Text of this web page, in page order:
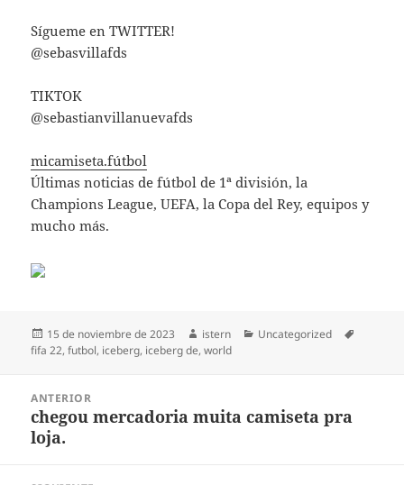
Sígueme en TWITTER!
@sebasvillafds
TIKTOK
@sebastianvillanuevafds
micamiseta.fútbol
Últimas noticias de fútbol de 1ª división, la
Champions League, UEFA, la Copa del Rey, equipos y
mucho más.
Publicado
el
15 de noviembre de 2023 Autor
istern Categorías
Uncategorized
fifa 22,futbol, iceberg, iceberg de,world
entradas
ANTERIOR
Entrada
anterior:
chegou mercadoria muita camiseta pra
loja.